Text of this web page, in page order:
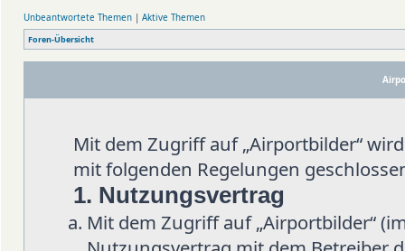
Unbeantwortete Themen | Aktive Themen
Foren-Übersicht
Mit dem Zugriff auf „Airportbilder“
mit folgenden Regelungen
1. Nutzungsvertrag
Mit dem Zugriff auf „Airportbilder“